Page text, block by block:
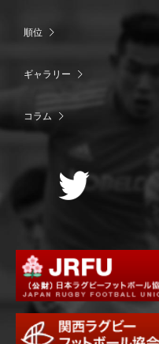
順位
ギャラリー
コラム